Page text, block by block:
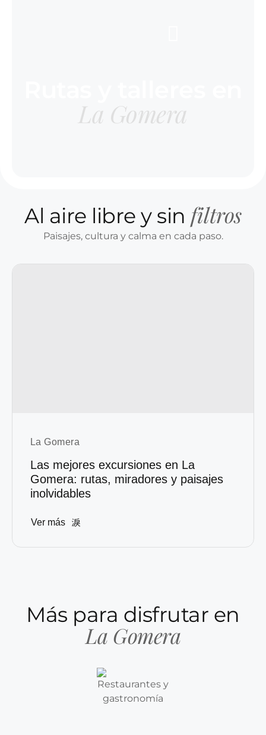
La Gomera
Al aire libre y sin filtros
Paisajes, cultura y calma en cada paso.
La Gomera
Las mejores excursiones en La
Gomera: rutas, miradores y paisajes
inolvidables
Ver más
Más para disfrutar en
La Gomera